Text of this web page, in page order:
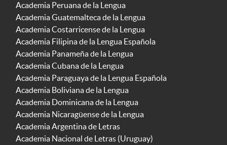
Academia Peruana de la Lengua
Academia Guatemalteca de la Lengua
Academia Costarricense de la Lengua
Academia Filipina de la Lengua Española
Academia Panameña de la Lengua
Academia Cubana de la Lengua
Academia Paraguaya de la Lengua Española
Academia Boliviana de la Lengua
Academia Dominicana de la Lengua
Academia Nicaragüense de la Lengua
Academia Argentina de Letras
Academia Nacional de Letras (Uruguay)